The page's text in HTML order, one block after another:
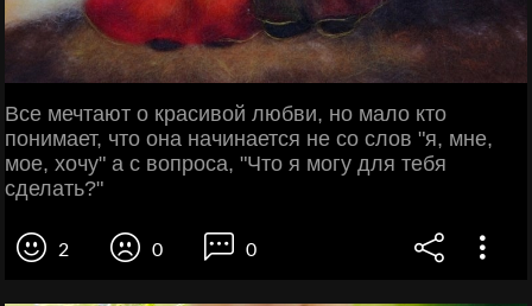
Все мечтают о красивой любви, но мало кто
понимает, что она начинается не со слов "я, мне,
мое, хочу" а с вопроса, "Что я могу для тебя
сделать?"
2 0 0